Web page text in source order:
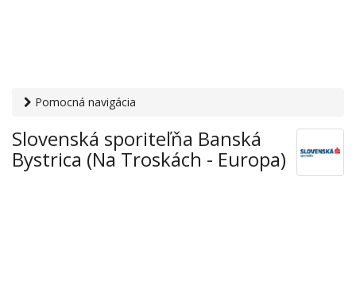
Pomocná navigácia
Slovenská sporiteľňa Banská Bystrica (Na Troskách -
Europa)
Slovenská sporiteľňa Banská
Bystrica (Na Troskách - Europa)